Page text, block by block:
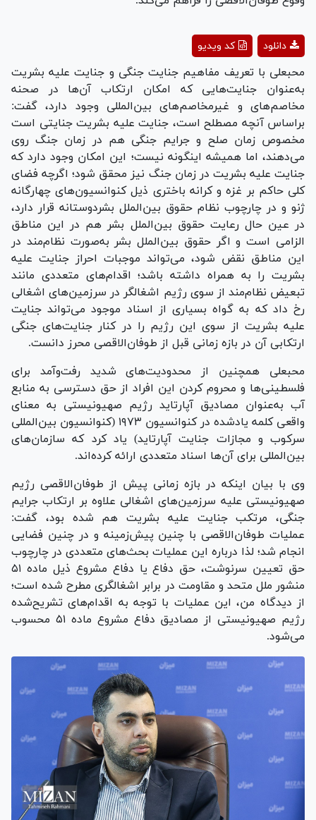
Play
Video
کد ویدیو دانلود
محبعلی با تعریف مفاهیم جنایت جنگی و جنایت علیه بشریت
به‌عنوان جنایت‌هایی که امکان ارتکاب آن‌ها در صحنه
مخاصم‌های و غیرمخاصم‌های بین‌المللی وجود دارد، گفت:
براساس آنچه مصطلح است، جنایت علیه بشریت جنایتی است
مخصوص زمان صلح و جرایم جنگی هم در زمان جنگ روی
می‌دهند، اما همیشه اینگونه نیست؛ این امکان وجود دارد که
جنایت علیه بشریت در زمان جنگ نیز محقق شود؛ اگرچه فضای
کلی حاکم بر غزه و کرانه باختری ذیل کنوانسیون‌های چهارگانه
ژنو و در چارچوب نظام حقوق بین‌الملل بشردوستانه قرار دارد،
در عین حال رعایت حقوق بین‌الملل بشر هم در این مناطق
الزامی است و اگر حقوق بین‌الملل بشر به‌صورت نظام‌مند در
این مناطق نقض شود، می‌تواند موجبات احراز جنایت علیه
بشریت را به همراه داشته باشد؛ اقدام‌های متعددی مانند
تبعیض نظام‌مند از سوی رژیم اشغالگر در سرزمین‌های اشغالی
رخ داد که به گواه بسیاری از اسناد موجود می‌تواند جنایت
علیه بشریت از سوی این رژیم را در کنار جنایت‌های جنگی
ارتکابی آن در بازه زمانی قبل از طوفان‌الاقصی محرز دانست.
محبعلی همچنین از محدودیت‌های شدید رفت‌وآمد برای
فلسطینی‌ها و محروم کردن این افراد از حق دسترسی به منابع
آب به‌عنوان مصادیق آپارتاید رژیم صهیونیستی به معنای
واقعی کلمه یادشده در کنوانسیون ۱۹۷۳ (کنوانسیون بین‌المللی
سرکوب و مجازات جنایت آپارتاید) یاد کرد که سازمان‌های
بین‌المللی برای آن‌ها اسناد متعددی ارائه کرده‌اند.
وی با بیان اینکه در بازه زمانی پیش از طوفان‌الاقصی رژیم
صهیونیستی علیه سرزمین‌های اشغالی علاوه بر ارتکاب جرایم
جنگی، مرتکب جنایت علیه بشریت هم شده بود، گفت:
عملیات طوفان‌الاقصی با چنین پیش‌زمینه و در چنین فضایی
انجام شد؛ لذا درباره این عملیات بحث‌های متعددی در چارچوب
حق تعیین سرنوشت، حق دفاع یا دفاع مشروع ذیل ماده ۵۱
منشور ملل متحد و مقاومت در برابر اشغالگری مطرح شده است؛
از دیدگاه من، این عملیات با توجه به اقدام‌های تشریح‌شده
رژیم صهیونیستی از مصادیق دفاع مشروع ماده ۵۱ محسوب
می‌شود.